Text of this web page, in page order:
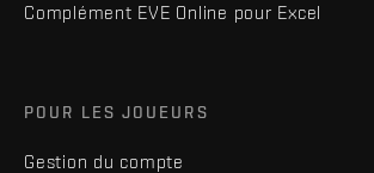
Complément EVE Online pour Excel
POUR LES JOUEURS
Gestion du compte